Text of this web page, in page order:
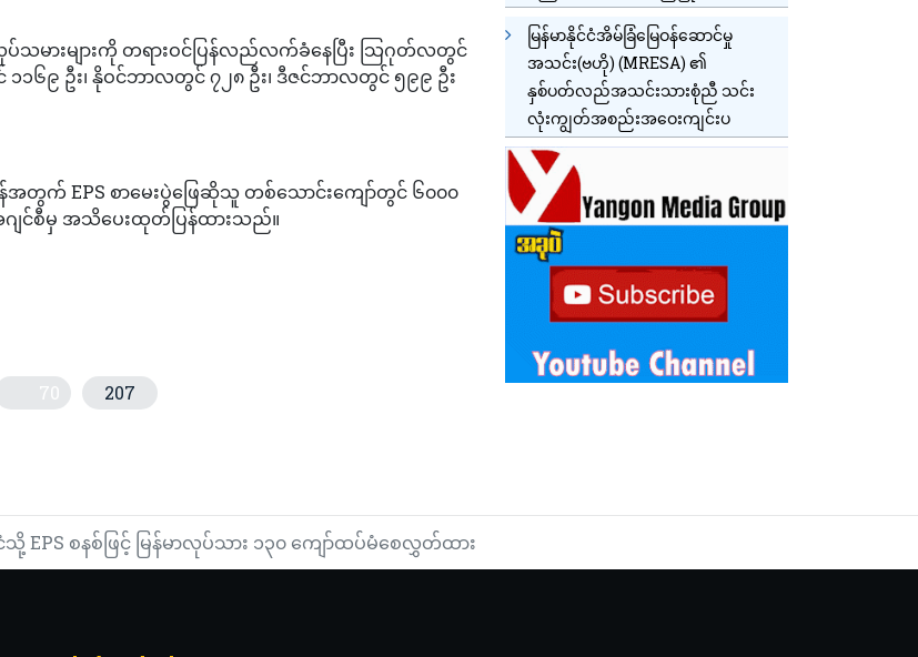
မားများကို တရားဝင်ပြန်လည်လက်ခံနေပြီး သြဂုတ်လတွင်
၆၉ ဦး၊ နိုဝင်ဘာလတွင် ၇၂၈ ဦး၊ ဒီဇင်ဘာလတွင် ၅၉၉ ဦး
တွက် EPS စာမေးပွဲဖြေဆိုသူ တစ်သောင်းကျော်တွင် ၆၀၀၀
ဂျင်စီမှ အသိပေးထုတ်ပြန်ထားသည်။
70 207
ေ့
ဓသာသနာပြု(ဗဟို)ကျောင်းနှင့် သီလရှင်ကျောင်းတို့တွင် လှူဖွယ်ပစ္စည်းများကို နစက ဥက္ကဌ လှူဒါန်း
မြန်မာနိုင်ငံအိမ်ခြံမြေဝန်ဆောင်မှု
အသင်း(ဗဟို) (MRESA) ၏
နှစ်ပတ်လည်အသင်းသားစုံညီ သင်း
လုံးကျွတ်အစည်းအဝေးကျင်းပ
EPS စနစ်ဖြင့် မြန်မာလုပ်သား ၁၃၀ ကျော်ထပ်မံစေလွှတ်ထား